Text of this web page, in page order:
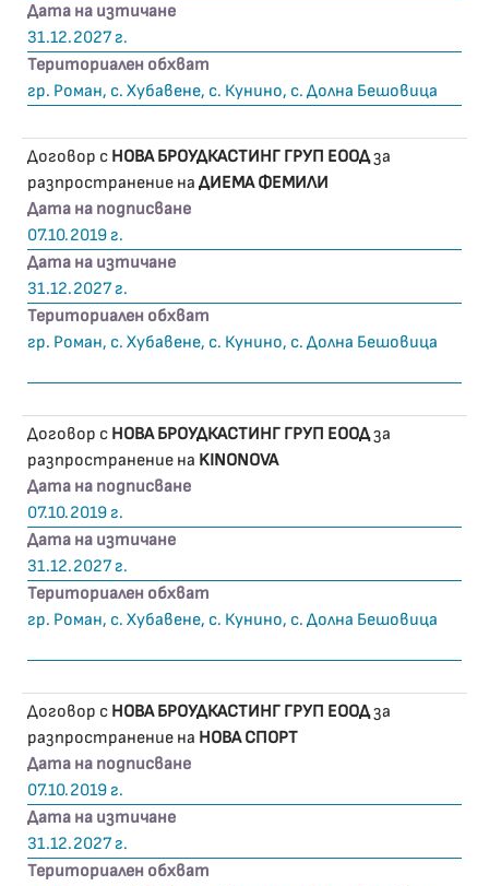
Дата на изтичане
31.12.2027 г.
Териториален обхват
гр. Роман, с. Хубавене, с. Кунино, с. Долна Бешовица
Договор с НОВА БРОУДКАСТИНГ ГРУП ЕООДза
разпространение на ДИЕМА ФЕМИЛИ
Дата на подписване
07.10.2019 г.
Дата на изтичане
31.12.2027 г.
Териториален обхват
гр. Роман, с. Хубавене, с. Кунино, с. Долна Бешовица
Договор с НОВА БРОУДКАСТИНГ ГРУП ЕООДза
разпространение на KINONOVA
Дата на подписване
07.10.2019 г.
Дата на изтичане
31.12.2027 г.
Териториален обхват
гр. Роман, с. Хубавене, с. Кунино, с. Долна Бешовица
Договор с НОВА БРОУДКАСТИНГ ГРУП ЕООДза
разпространение на НОВА СПОРТ
Дата на подписване
07.10.2019 г.
Дата на изтичане
31.12.2027 г.
Териториален обхват